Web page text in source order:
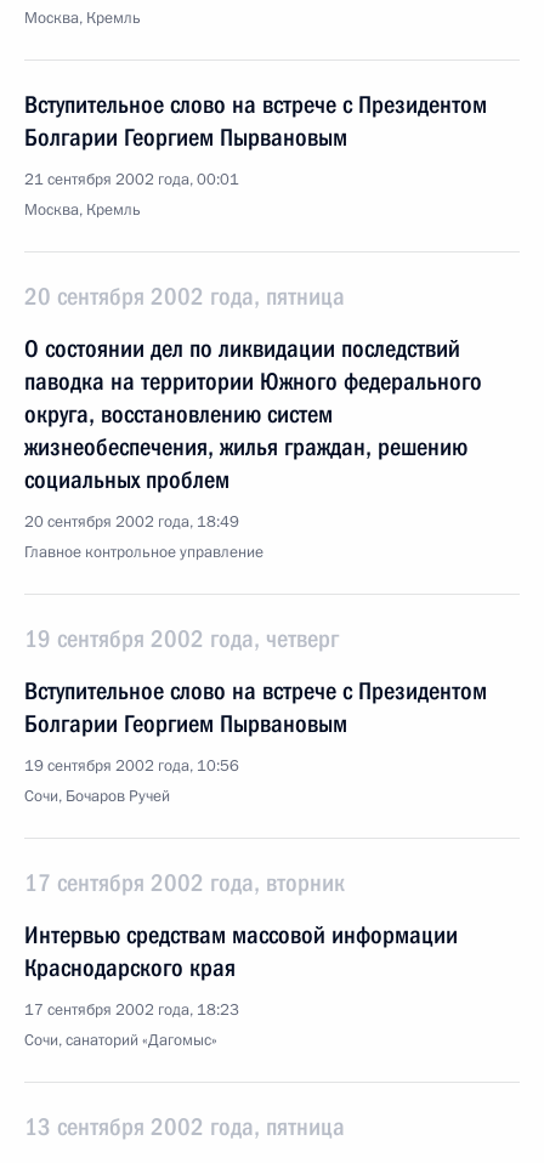
Москва, Кремль
Вступительное слово на встрече с Президентом
Болгарии Георгием Пырвановым
21 сентября 2002 года, 00:01
Москва, Кремль
20 сентября 2002 года, пятница
О состоянии дел по ликвидации последствий
паводка на территории Южного федерального
округа, восстановлению систем
жизнеобеспечения, жилья граждан, решению
социальных проблем
20 сентября 2002 года, 18:49
Главное контрольное управление
19 сентября 2002 года, четверг
Вступительное слово на встрече с Президентом
Болгарии Георгием Пырвановым
19 сентября 2002 года, 10:56
Сочи, Бочаров Ручей
17 сентября 2002 года, вторник
Интервью средствам массовой информации
Краснодарского края
17 сентября 2002 года, 18:23
Сочи, санаторий «Дагомыс»
13 сентября 2002 года, пятница